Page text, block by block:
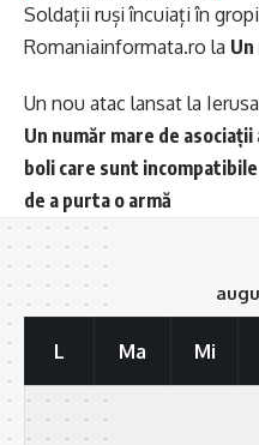
Soldații ruși încuiați în
Romaniainformata.ro la
Un nou atac lansat la
Un număr mare de
boli care sunt
de a purta o armă
L Ma Mi